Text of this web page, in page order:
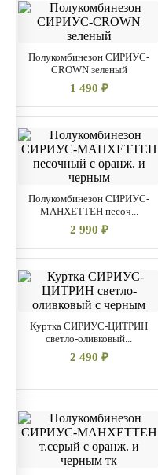
Полукомбинезон СИРИУС-
CROWN зеленый
1 490 ₽
Полукомбинезон СИРИУС-
МАНХЕТТЕН песоч...
2 990 ₽
Куртка СИРИУС-ЦИТРИН
светло-оливковый...
2 490 ₽